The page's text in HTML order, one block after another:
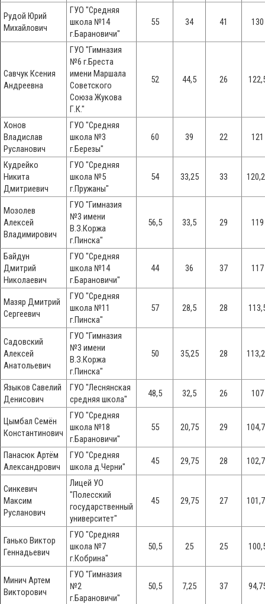
Рудой Юрий
Михайлович
ГУО "Средняя
школа №14
г.Барановичи"
55 34 41 130
Савчук Ксения
Андреевна
ГУО "Гимназия
№6 г.Бреста
имени Маршала
Советского
Союза Жукова
Г.К."
52 44,5 26
Хонов
Владислав
Русланович
ГУО "Средняя
школа №3
г.Березы"
60 39 22 121
Кудрейко
Никита
Дмитриевич
ГУО "Средняя
школа №5
г.Пружаны"
54 33,25 33
Мозолев
Алексей
Владимирович
ГУО "Гимназия
№3 имени
В.З.Коржа
г.Пинска"
56,5 33,5 29 119
Байдун
Дмитрий
Николаевич
ГУО "Средняя
школа №14
г.Барановичи"
44 36 37 117
Мазяр Дмитрий
Сергеевич
ГУО "Средняя
школа №11
г.Пинска"
57 28,5 28
Садовский
Алексей
Анатольевич
ГУО "Гимназия
№3 имени
В.З.Коржа
г.Пинска"
50 35,25 28
Языков Савелий
Денисович
ГУО "Леснянская
средняя школа"
48,5 32,5 26 107
Цымбал Семён
Константинович
ГУО "Средняя
школа №18
г.Барановичи"
55 20,75 29
Панасюк Артём
Александрович
ГУО "Средняя
школа д.Черни"
45 29,75 28
Синкевич
Максим
Русланович
Лицей УО
"Полесский
государственный
университет"
45 29,75 27
Ганько Виктор
Геннадьевич
ГУО "Средняя
школа №7
г.Кобрина"
50,5 25 25
Минич Артем
Викторович
ГУО "Гимназия
№2
г.Барановичи"
50,5 7,25 37